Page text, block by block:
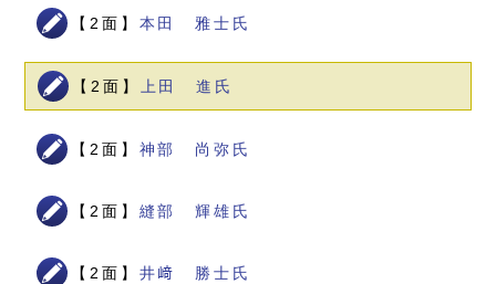
【2面】 本田 雅士氏
【2面】 上田 進氏
【2面】 神部 尚弥氏
【2面】 縫部 輝雄氏
【2面】 井﨑 勝士氏